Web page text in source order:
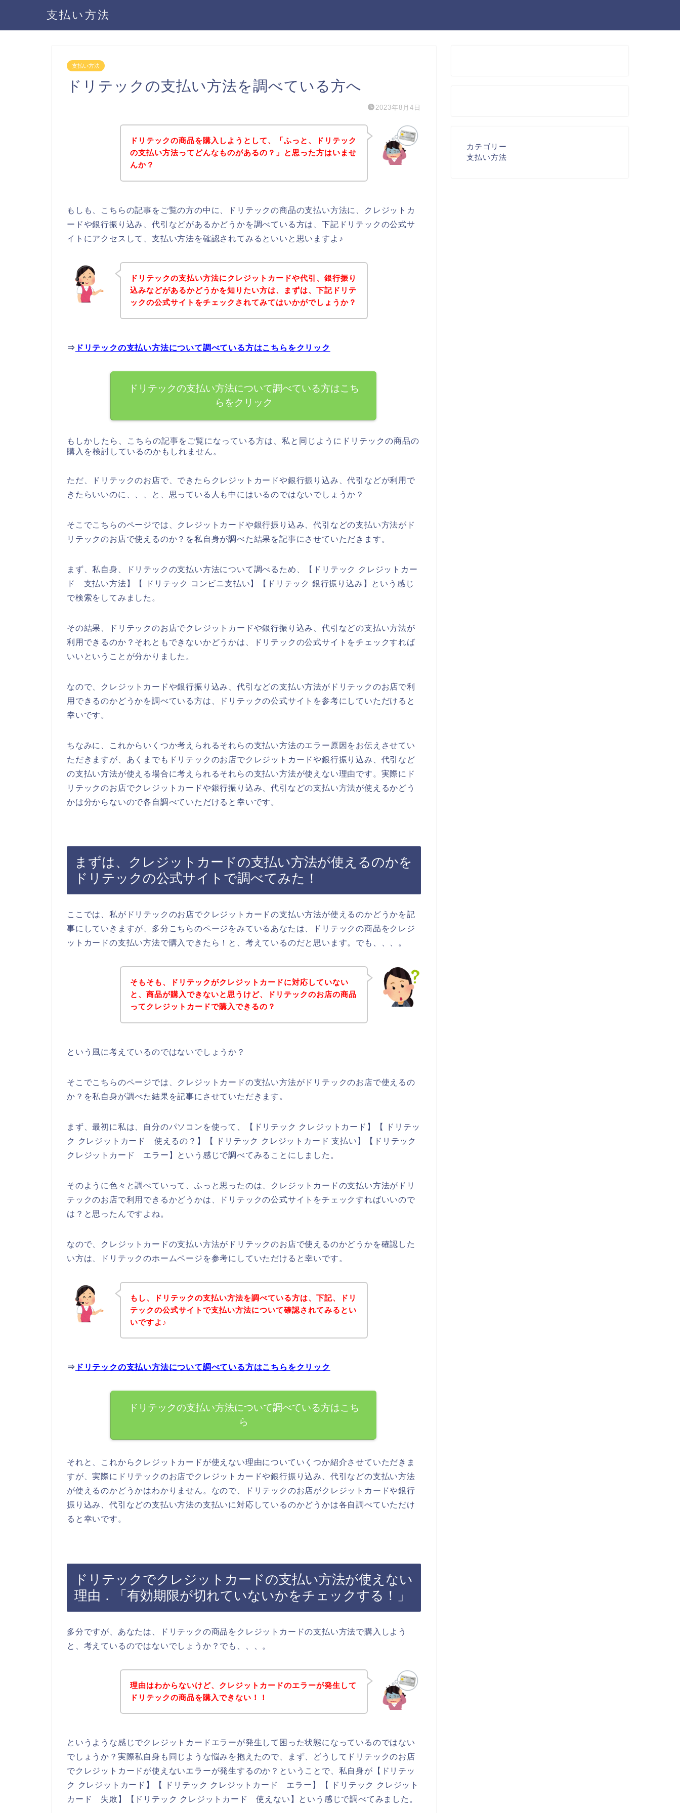
支払い方法
支払い方法
ドリテックの支払い方法を調べている方へ
2023年8月4日
ドリテックの商品を購入しようとして、「ふっと、ドリテック
の支払い方法ってどんなものがあるの？」と思った方はいませ
んか？
もしも、こちらの記事をご覧の方の中に、ドリテックの商品の支払い方法に、クレジットカ
ードや銀行振り込み、代引などがあるかどうかを調べている方は、下記ドリテックの公式サ
イトにアクセスして、支払い方法を確認されてみるといいと思いますよ♪
ドリテックの支払い方法にクレジットカードや代引、銀行振り
込みなどがあるかどうかを知りたい方は、まずは、下記ドリテ
ックの公式サイトをチェックされてみてはいかがでしょうか？
⇒ ドリテックの支払い方法について調べている方はこちらをクリック
ドリテックの支払い方法について調べている方はこち
らをクリック
もしかしたら、こちらの記事をご覧になっている方は、私と同じようにドリテックの商品の
購入を検討しているのかもしれません。
ただ、ドリテックのお店で、できたらクレジットカードや銀行振り込み、代引などが利用で
きたらいいのに、、、と、思っている人も中にはいるのではないでしょうか？
そこでこちらのページでは、クレジットカードや銀行振り込み、代引などの支払い方法がド
リテックのお店で使えるのか？を私自身が調べた結果を記事にさせていただきます。
まず、私自身、ドリテックの支払い方法について調べるため、【ドリテック クレジットカー
ド 支払い方法】【 ドリテック コンビニ支払い】【ドリテック 銀行振り込み】という感じ
で検索をしてみました。
その結果、ドリテックのお店でクレジットカードや銀行振り込み、代引などの支払い方法が
利用できるのか？それともできないかどうかは、ドリテックの公式サイトをチェックすれば
いいということが分かりました。
なので、クレジットカードや銀行振り込み、代引などの支払い方法がドリテックのお店で利
用できるのかどうかを調べている方は、ドリテックの公式サイトを参考にしていただけると
幸いです。
ちなみに、これからいくつか考えられるそれらの支払い方法のエラー原因をお伝えさせてい
ただきますが、あくまでもドリテックのお店でクレジットカードや銀行振り込み、代引など
の支払い方法が使える場合に考えられるそれらの支払い方法が使えない理由です。実際にド
リテックのお店でクレジットカードや銀行振り込み、代引などの支払い方法が使えるかどう
かは分からないので各自調べていただけると幸いです。
まずは、クレジットカードの支払い方法が使えるのかを
ドリテックの公式サイトで調べてみた！
ここでは、私がドリテックのお店でクレジットカードの支払い方法が使えるのかどうかを記
事にしていきますが、多分こちらのページをみているあなたは、ドリテックの商品をクレジ
ットカードの支払い方法で購入できたら！と、考えているのだと思います。でも、、、。
そもそも、ドリテックがクレジットカードに対応していない
と、商品が購入できないと思うけど、ドリテックのお店の商品
ってクレジットカードで購入できるの？
という風に考えているのではないでしょうか？
そこでこちらのページでは、クレジットカードの支払い方法がドリテックのお店で使えるの
か？を私自身が調べた結果を記事にさせていただきます。
まず、最初に私は、自分のパソコンを使って、【ドリテック クレジットカード】【 ドリテッ
ク クレジットカード 使えるの？】【 ドリテック クレジットカード 支払い】【ドリテック
クレジットカード エラー】という感じで調べてみることにしました。
そのように色々と調べていって、ふっと思ったのは、クレジットカードの支払い方法がドリ
テックのお店で利用できるかどうかは、ドリテックの公式サイトをチェックすればいいので
は？と思ったんですよね。
なので、クレジットカードの支払い方法がドリテックのお店で使えるのかどうかを確認した
い方は、ドリテックのホームページを参考にしていただけると幸いです。
もし、ドリテックの支払い方法を調べている方は、下記、ドリ
テックの公式サイトで支払い方法について確認されてみるとい
いですよ♪
⇒ ドリテックの支払い方法について調べている方はこちらをクリック
ドリテックの支払い方法について調べている方はこち
ら
それと、これからクレジットカードが使えない理由についていくつか紹介させていただきま
すが、実際にドリテックのお店でクレジットカードや銀行振り込み、代引などの支払い方法
が使えるのかどうかはわかりません。なので、ドリテックのお店がクレジットカードや銀行
振り込み、代引などの支払い方法の支払いに対応しているのかどうかは各自調べていただけ
ると幸いです。
ドリテックでクレジットカードの支払い方法が使えない
理由．「有効期限が切れていないかをチェックする！」
多分ですが、あなたは、ドリテックの商品をクレジットカードの支払い方法で購入しよう
と、考えているのではないでしょうか？でも、、、。
理由はわからないけど、クレジットカードのエラーが発生して
ドリテックの商品を購入できない！！
というような感じでクレジットカードエラーが発生して困った状態になっているのではない
でしょうか？実際私自身も同じような悩みを抱えたので、まず、どうしてドリテックのお店
でクレジットカードが使えないエラーが発生するのか？ということで、私自身が【ドリテッ
ク クレジットカード】【 ドリテック クレジットカード エラー】【 ドリテック クレジット
カード 失敗】【ドリテック クレジットカード 使えない】という感じで調べてみました。
カテゴリー
支払い方法